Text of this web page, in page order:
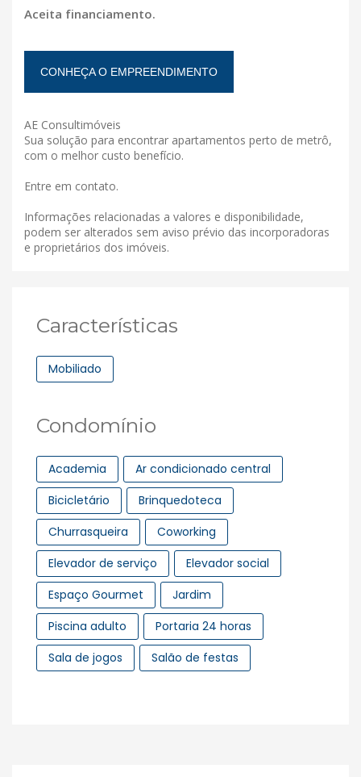
Aceita financiamento.
CONHEÇA O EMPREENDIMENTO
AE Consultimóveis
Sua solução para encontrar apartamentos perto de metrô,
com o melhor custo benefício.
Entre em contato.
Informações relacionadas a valores e disponibilidade,
podem ser alterados sem aviso prévio das incorporadoras
e proprietários dos imóveis.
Características
Mobiliado
Condomínio
Academia
Ar condicionado central
Bicicletário
Brinquedoteca
Churrasqueira
Coworking
Elevador de serviço
Elevador social
Espaço Gourmet
Jardim
Piscina adulto
Portaria 24 horas
Sala de jogos
Salão de festas